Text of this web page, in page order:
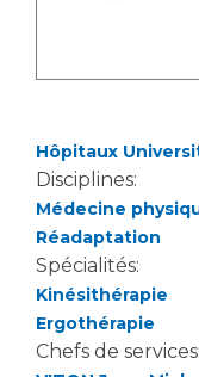
Hôpitaux
Disciplines:
Médecine
Réadaptation
Spécialités:
Kinésithérapie
Ergothérapie
Chefs de services: